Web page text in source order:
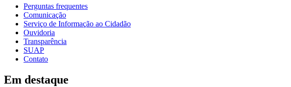
Perguntas frequentes
Comunicação
Serviço de Informação ao Cidadão
Ouvidoria
Transparência
SUAP
Contato
Em destaque